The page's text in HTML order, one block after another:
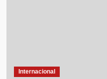
Internacional